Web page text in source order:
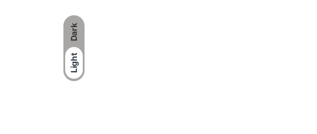
Dark
Light